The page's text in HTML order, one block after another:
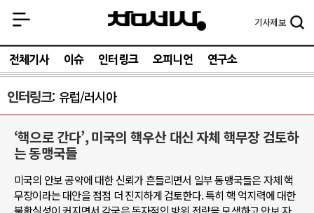
기사제보
전체기사 이슈 인터링크 오피니언 연구소
인터링크 유럽/러시아
‘핵으로 간다’, 미국의 핵우산 대신 자체 핵무장 검토하
는 동맹국들
미국의 안보 공약에 대한 신뢰가 흔들리면서 일부 동맹국들은 자체 핵
무장이라는 대안을 점점 더 진지하게 검토한다. 특히 핵 억지력에 대한